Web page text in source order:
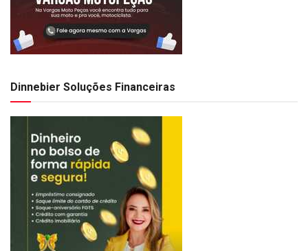
Dinnebier Soluções Financeiras